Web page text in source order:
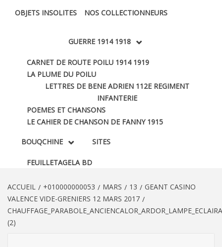
OBJETS INSOLITES NOS COLLECTIONNEURS
GUERRE 1914 1918
CARNET DE ROUTE POILU 1914 1919
LA PLUME DU POILU
LETTRES DE BENE ADRIEN 112E REGIMENT
INFANTERIE
POEMES ET CHANSONS
LE CAHIER DE CHANSON DE FANNY 1915
BOUQCHINE
FEUILLETAGELA BD
SITES
ACCUEIL +010000000053 MARS 13
GEANT CASINO
VALENCE VIDE-GRENIERS 12 MARS 2017
(2)